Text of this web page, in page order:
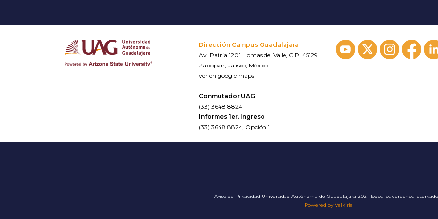
Dirección Campus Guadalajara
Av. Patria 1201, Lomas del Valle, C.P. 45129
Zapopan, Jalisco, México.
ver en google maps
Conmutador UAG
(33) 3648 8824
Informes 1er. Ingreso
(33) 3648 8824, Opción 1
Aviso de Privacidad Universidad Autónoma de Guadalajara 2021 Todos los derechos
Powered by Valkiria